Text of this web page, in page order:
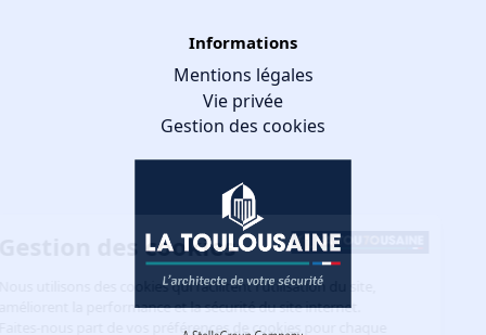
Informations
Mentions légales
Vie privée
Gestion des cookies
Gestion des cookies
Nous utilisons des cookies qui facilitent l'utilisation du site,
améliorent la performance et la sécurité du site internet.
Faites-nous part de vos préférences de cookies pour chaque